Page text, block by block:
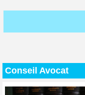
Conseil Avocat